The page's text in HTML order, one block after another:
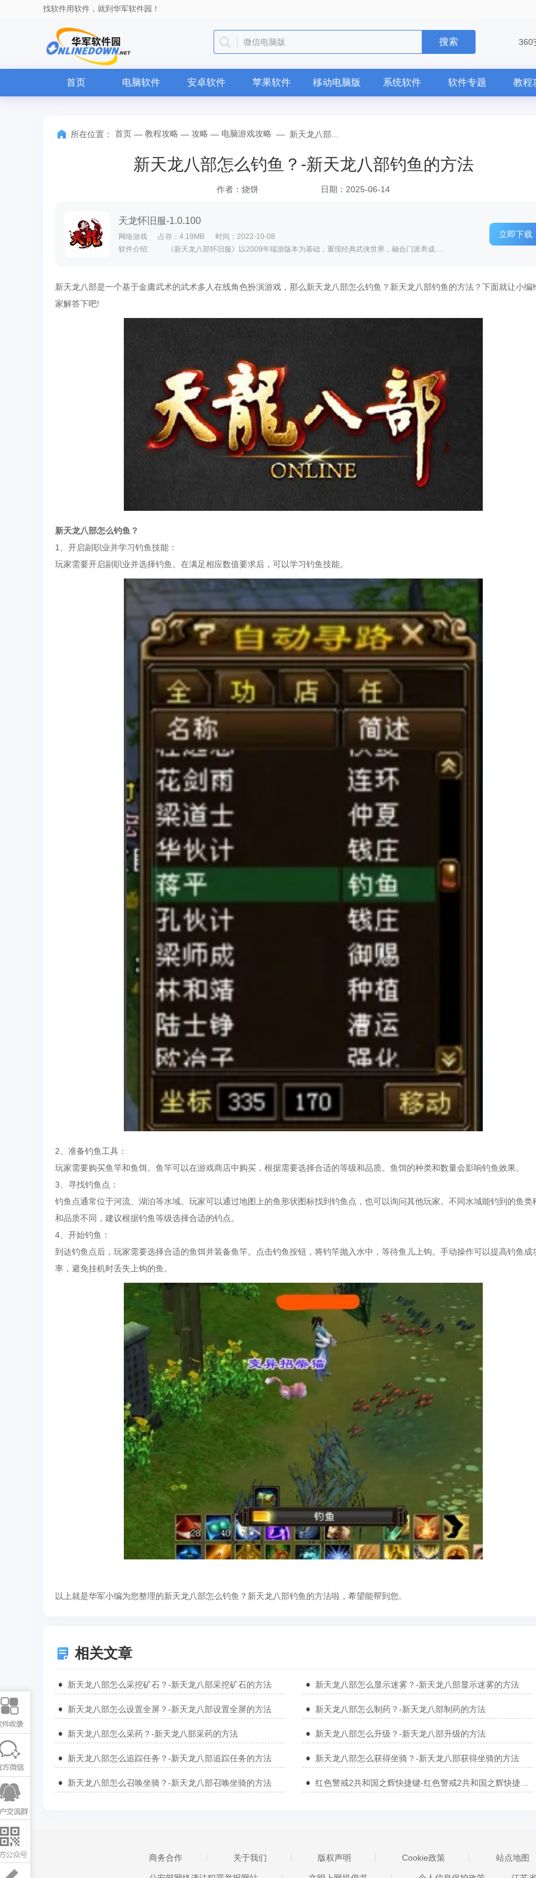
找软件用软件，就到华军软件园！
微信电脑版 搜索 360
首页 电脑软件 安卓软件 苹果软件 移动电脑版 系统软件 软件专题 教程
所在位置： 首页 — 教程攻略 — 攻略 — 电脑游戏攻略 — 新天龙八部...
新天龙八部怎么钓鱼？-新天龙八部钓鱼的方法
作者：烧饼 日期：2025-06-14
天龙怀旧服-1.0.100
网络游戏 占存：4.19MB
时间：2022-10-08
软件介绍: 《新天龙八部怀旧服》以2009年端游版本为基础，重现经典武侠世界，融合门派养成、副本挑战...
立即下载
新天龙八部是一个基于金庸武术的武术多人在线角色扮演游戏，那么新天龙八部怎么钓鱼？新天龙八部钓鱼的方法？下面就让小编
家解答下吧!
新天龙八部怎么钓鱼？
1、开启副职业并学习钓鱼技能：
玩家需要开启副职业并选择钓鱼。在满足相应数值要求后，可以学习钓鱼技能。
2、准备钓鱼工具：
玩家需要购买鱼竿和鱼饵。鱼竿可以在游戏商店中购买，根据需要选择合适的等级和品质。鱼饵的种类和数量会影响钓鱼效果。
3、寻找钓鱼点：
钓鱼点通常位于河流、湖泊等水域。玩家可以通过地图上的鱼形状图标找到钓鱼点，也可以询问其他玩家。不同水域能钓到的鱼类
和品质不同，建议根据钓鱼等级选择合适的钓点。
4、开始钓鱼：
到达钓鱼点后，玩家需要选择合适的鱼饵并装备鱼竿。点击钓鱼按钮，将钓竿抛入水中，等待鱼儿上钩。手动操作可以提高钓鱼成
率，避免挂机时丢失上钩的鱼。
以上就是华军小编为您整理的新天龙八部怎么钓鱼？新天龙八部钓鱼的方法啦，希望能帮到您。
相关文章
新天龙八部怎么采挖矿石？-新天龙八部采挖矿石的方法 新天龙八部怎么显示迷雾？-新天龙八部显示迷雾的方法
新天龙八部怎么设置全屏？-新天龙八部设置全屏的方法 新天龙八部怎么制药？-新天龙八部制药的方法
新天龙八部怎么采药？-新天龙八部采药的方法 新天龙八部怎么升级？-新天龙八部升级的方法
新天龙八部怎么追踪任务？-新天龙八部追踪任务的方法 新天龙八部怎么获得坐骑？-新天龙八部获得坐骑的方法
新天龙八部怎么召唤坐骑？-新天龙八部召唤坐骑的方法
商务合作 关于我们 版权声明 Cookie政策 站点地图